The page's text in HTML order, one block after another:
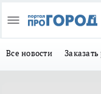
Все новости